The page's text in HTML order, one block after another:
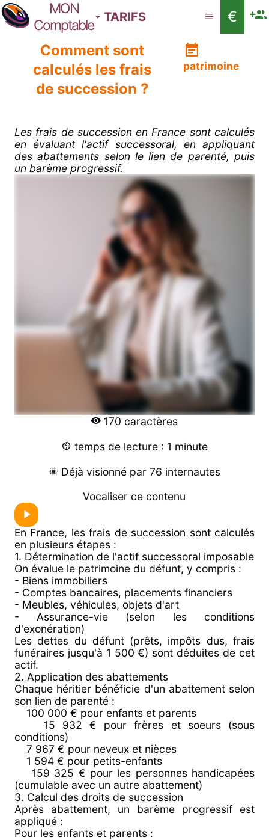
MON
Comptable
TARIFS
€
Comment sont
calculés les frais
de succession ?
patrimoine
Les frais de succession en France sont calculés
en évaluant l'actif successoral, en appliquant
des abattements selon le lien de parenté, puis
un barème progressif.
170 caractères
temps de lecture : 1 minute
Déjà visionné par 76 internautes
Vocaliser ce contenu
En France, les frais de succession sont calculés
en plusieurs étapes :
1. Détermination de l'actif successoral imposable
On évalue le patrimoine du défunt, y compris :
- Biens immobiliers
- Comptes bancaires, placements financiers
- Meubles, véhicules, objets d'art
- Assurance-vie (selon les conditions
d'exonération)
Les dettes du défunt (prêts, impôts dus, frais
funéraires jusqu'à 1 500 €) sont déduites de cet
actif.
2. Application des abattements
Chaque héritier bénéficie d'un abattement selon
son lien de parenté :
100 000 € pour enfants et parents
15 932 € pour frères et soeurs (sous
conditions)
7 967 € pour neveux et nièces
1 594 € pour petits-enfants
159 325 € pour les personnes handicapées
(cumulable avec un autre abattement)
3. Calcul des droits de succession
Après abattement, un barème progressif est
appliqué :
Pour les enfants et parents :